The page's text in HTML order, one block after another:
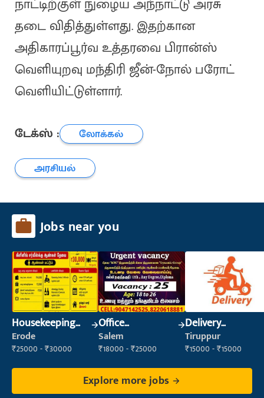
நாட்டிற்குள் நுழைய அந்நாட்டு அரசு
தடை விதித்துள்ளது. இதற்கான
அதிகாரப்பூர்வ உத்தரவை பிரான்ஸ்
வெளியுறவு மந்திரி ஜீன்-நோல் பரோட்
வெளியிட்டுள்ளார்.
டேக்ஸ் :
லோக்கல்
அரசியல்
Jobs near you
Housekeeping
Staff
(Housekeeping)
Erode
₹25000 - ₹30000
Office
Maintenance
Staff
Salem
₹18000 - ₹25000
Delivery
Executive
Tiruppur
₹15000 - ₹15000
Explore more jobs